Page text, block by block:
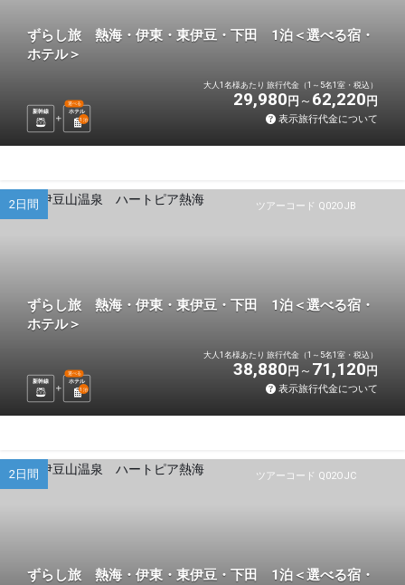
ずらし旅 熱海・伊東・東伊豆・下田 1泊＜選べる宿・
ホテル＞
新幹線 ホテル
選べる
1 泊
大人1名様あたり 旅行代金（1～5名1室・税込）
29,980 円 62,220 円
表示旅行代金について
ツアーコード Q02OJB
2日間
ずらし旅 熱海・伊東・東伊豆・下田 1泊＜選べる宿・
ホテル＞
新幹線 ホテル
選べる
1 泊
大人1名様あたり 旅行代金（1～5名1室・税込）
38,880 円 71,120 円
表示旅行代金について
ツアーコード Q02OJC
2日間
ずらし旅 熱海・伊東・東伊豆・下田 1泊＜選べる宿・